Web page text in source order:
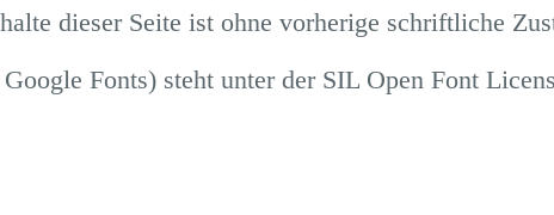
dieser Seite ist ohne vorherige schriftliche
Fonts) steht unter der SIL Open Font